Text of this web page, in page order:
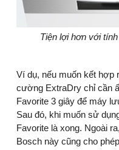
Tiện lợi hơn với
Ví dụ, nếu muốn kết hợp
cường ExtraDry chỉ cần
Favorite 3 giây để máy
Sau đó, khi muốn sử
Favorite là xong. Ngoài
Bosch này cũng cho